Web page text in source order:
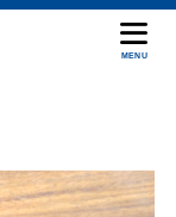
MENU